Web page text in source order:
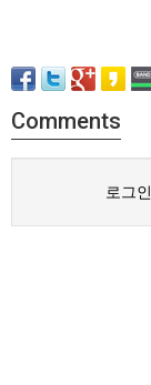
Comments
로그